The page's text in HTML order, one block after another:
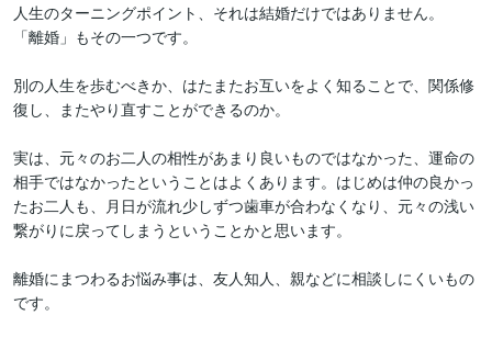
人生のターニングポイント、それは結婚だけではありません。
「離婚」もその一つです。
別の人生を歩むべきか、はたまたお互いをよく知ることで、関係修
復し、またやり直すことができるのか。
実は、元々のお二人の相性があまり良いものではなかった、運命の
相手ではなかったということはよくあります。はじめは仲の良かっ
たお二人も、月日が流れ少しずつ歯車が合わなくなり、元々の浅い
繋がりに戻ってしまうということかと思います。
離婚にまつわるお悩み事は、友人知人、親などに相談しにくいもの
です。